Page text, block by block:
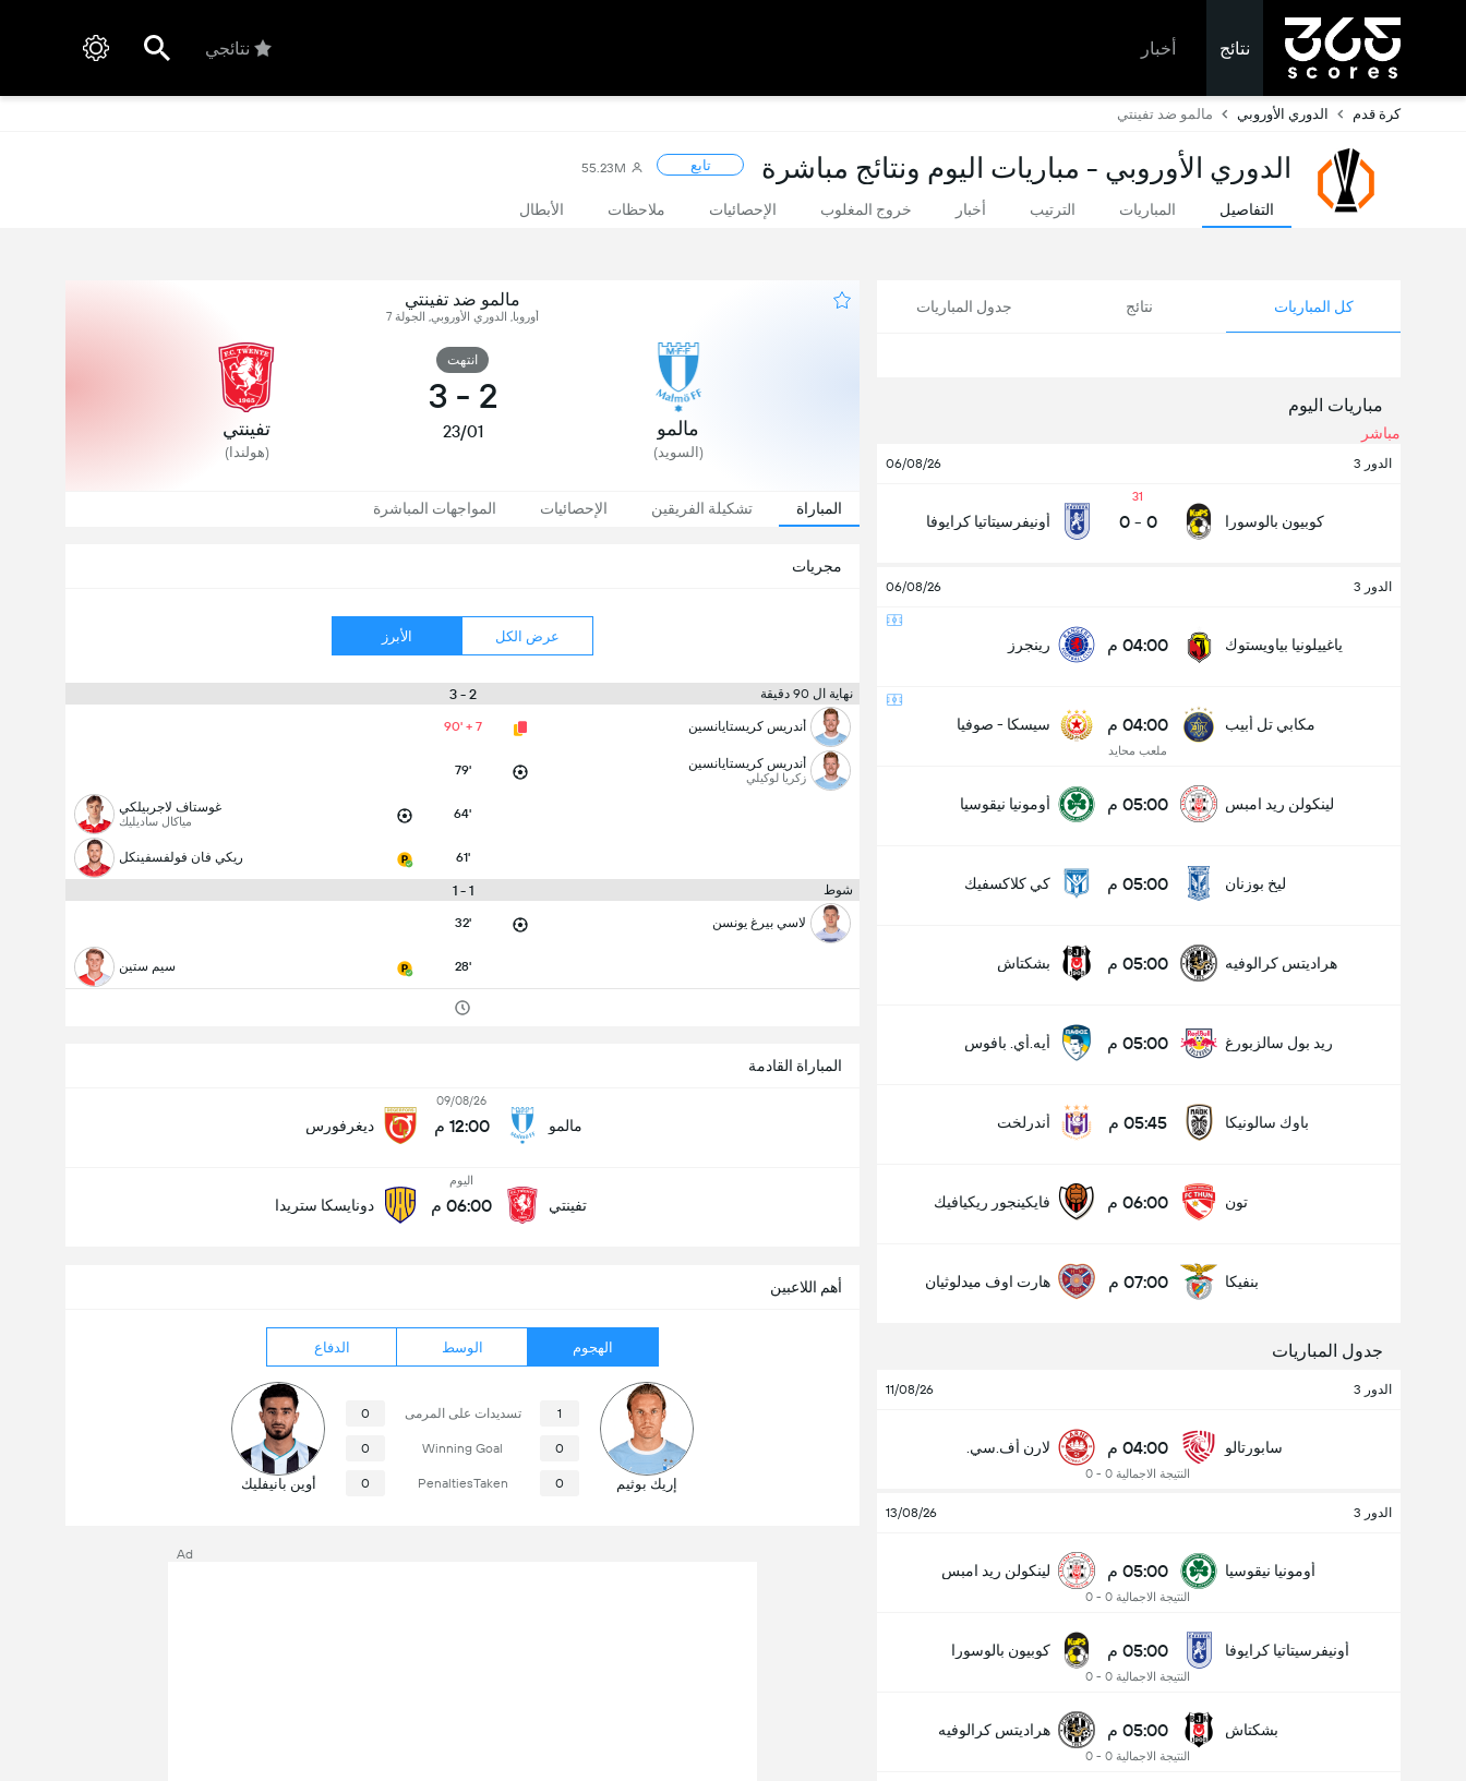
نتائج أخبار نتائجي
كرة قدم الدوري الأوروبي مالمو ضد تفينتي
الدوري الأوروبي - مباريات اليوم ونتائج مباشرة تابع 55.23M
التفاصيل المباريات الترتيب أخبار خروج المغلوب الإحصائيات ملاحظات الأبطال
كل المباريات نتائج جدول المباريات
مباريات اليوم
مباشر
الدور 3 06/08/26
كوبيون بالوسورا
31
0
-
0 أونيفرسيتاتيا كرايوفا
الدور 3 06/08/26
ياغييلونيا بياويستوك 04:00 م رينجرز
مكابي تل أبيب 04:00 م
ملعب محايد
سيسكا - صوفيا
لينكولن ريد امبس 05:00 م أومونيا نيقوسيا
ليخ بوزنان 05:00 م كي كلاكسفيك
هراديتس كرالوفيه 05:00 م بشكتاش
ريد بول سالزبورغ 05:00 م أيه.أي. بافوس
باوك سالونيكا 05:45 م أندرلخت
تون 06:00 م فايكينجور ريكيافيك
بنفيكا 07:00 م هارت اوف ميدلوثيان
جدول المباريات
الدور 3 11/08/26
سابورتالو 04:00 م
النتيجة الاجمالية 0 - 0
لارن أف.سي.
الدور 3 13/08/26
أومونيا نيقوسيا 05:00 م
النتيجة الاجمالية 0 - 0
لينكولن ريد امبس
أونيفرسيتاتيا كرايوفا 05:00 م
النتيجة الاجمالية 0 - 0
كوبيون بالوسورا
بشكتاش 05:00 م
النتيجة الاجمالية 0 - 0
هراديتس كرالوفيه
مالمو ضد تفينتي
أوروبا, الدوري الأوروبي, الجولة 7
مالمو
(السويد)
انتهت
2
-
3
23/01 تفينتي
(هولندا)
المباراة تشكيلة الفريقين الإحصائيات المواجهات المباشرة
مجريات
عرض الكل الأبرز
نهاية ال 90 دقيقة 2 - 3
أندريس كريستايانسين 90' + 7
أندريس كريستايانسين
زكريا لوكيلي 79'
64' غوستاف لاجربيلكي
مياكال ساديليك
61' ريكي فان فولفسفينكل
شوط 1 - 1
لاسي بيرغ يونسن 32'
28' سيم ستين
المباراة القادمة
مالمو
09/08/26
12:00 م ديغرفورس
تفينتي
اليوم
06:00 م دونايسكا ستريدا
أهم اللاعبين
الهجوم الوسط الدفاع
إريك بوثيم
1 تسديدات على المرمى 0
0
Winning Goal
0
0
PenaltiesTaken
0 أوين بانيفليك
Ad